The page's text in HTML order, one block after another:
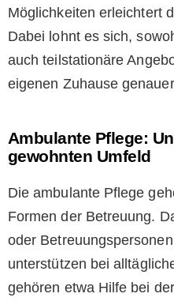
Möglichkeiten erleichtert
Dabei lohnt es sich,
auch teilstationäre
eigenen Zuhause
Ambulante Pflege:
gewohnten Umfeld
Die ambulante Pflege
Formen der Betreuung.
oder
unterstützen bei
gehören etwa Hilfe bei